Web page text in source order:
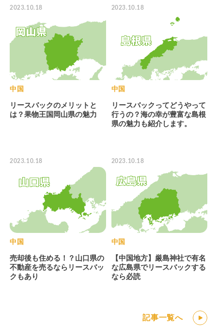
2023.10.18
中国
リースバックのメリットと
は？果物王国岡山県の魅力
2023.10.18
中国
リースバックってどうやって
行うの？海の幸が豊富な島根
県の魅力も紹介します。
2023.10.18
中国
売却後も住める！？山口県の
不動産を売るならリースバッ
クもあり
2023.10.18
中国
【中国地方】厳島神社で有名
な広島県でリースバックする
なら必読
記事一覧へ